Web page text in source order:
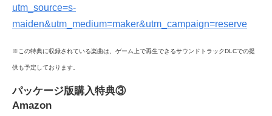
utm_source=s-
maiden&utm_medium=maker&utm_campaign=reserve
※この特典に収録されている楽曲は、ゲーム上で再生できるサウンドトラックDLCでの提
供も予定しております。
パッケージ版購入特典③
Amazon